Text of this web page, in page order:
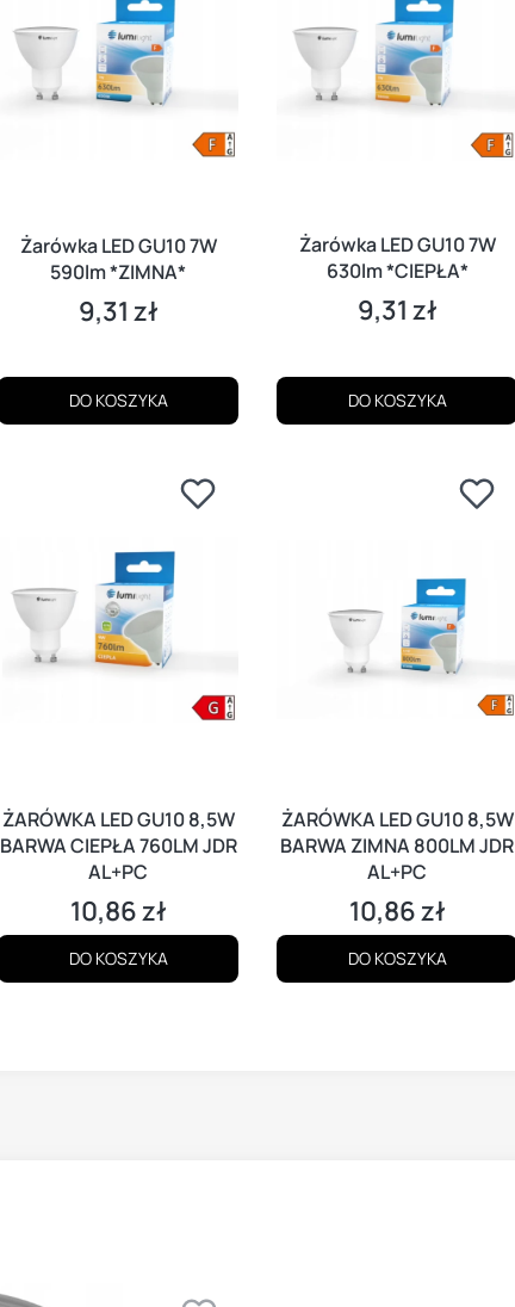
Żarówka LED GU10 7W
590lm *ZIMNA*
Cena
9,31 zł
DO KOSZYKA
Żarówka LED GU10 7W
630lm *CIEPŁA*
Cena
9,31 zł
DO KOSZYKA
ŻARÓWKA LED GU10 8,5W
BARWA CIEPŁA 760LM JDR
AL+PC
Cena
10,86 zł
DO KOSZYKA
ŻARÓWKA LED GU10 8,5W
BARWA ZIMNA 800LM JDR
AL+PC
Cena
10,86 zł
DO KOSZYKA